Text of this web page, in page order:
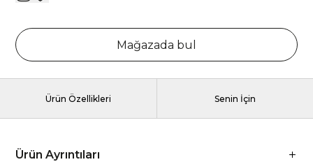
Mağazada bul
Ürün Özellikleri Senin İçin
Ürün Ayrıntıları